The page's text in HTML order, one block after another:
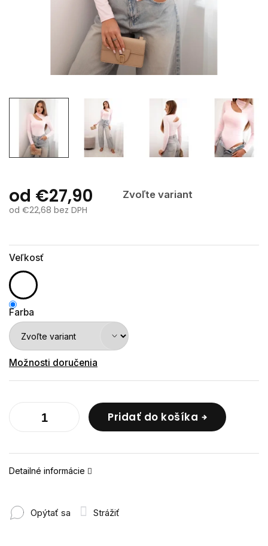
od €27,90
Zvoľte variant
od €22,68 bez DPH
Veľkosť
Farba
Možnosti doručenia
Pridať do košíka
Detailné informácie
Opýtať sa Strážiť